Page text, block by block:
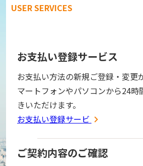
USER SERVICES
お支払い登録サービス
お支払い方法の新規ご登録・変更
マートフォンやパソコンから24時
きいただけます。
お支払い登録サービス
ご契約内容のご確認